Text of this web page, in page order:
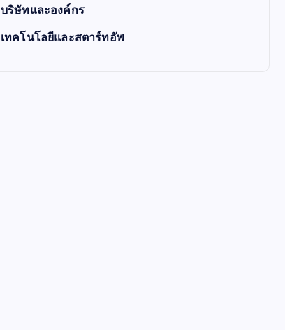
บริษัทและองค์กร
เทคโนโลยีและสตาร์ทอัพ